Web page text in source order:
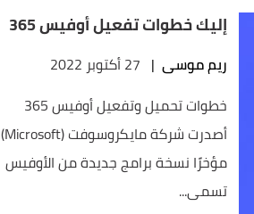
إليك خطوات تفعيل أوفيس 365
ريم موسى | 27 أكتوبر 2022
خطوات تحميل وتفعيل أوفيس 365
أصدرت شركة مايكروسوفت (Microsoft)
مؤخرًا نسخة برامج جديدة من الأوفيس
تسمى...